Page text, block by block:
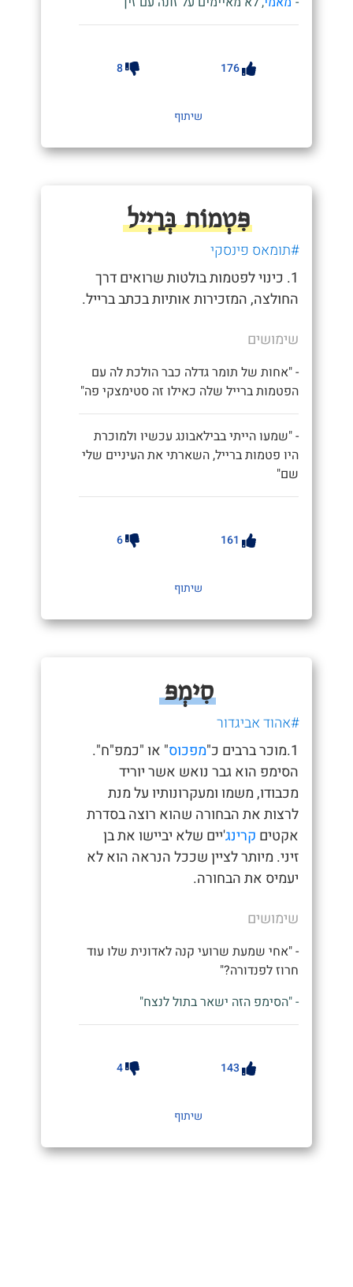
176
8
שיתוף
פִּטְמוֹת בְּרַיְיל
#תומאס פינסקי
1. כינוי לפטמות בולטות שרואים דרך
החולצה, המזכירות אותיות בכתב ברייל.
שימושים
- "אחות של תומר גדלה כבר הולכת לה עם
הפטמות ברייל שלה כאילו זה סטימצקי פה"
- "שמעו הייתי בבילאבונג עכשיו ולמוכרת
היו פטמות ברייל, השארתי את העיניים שלי
שם"
161
6
שיתוף
סִימְפּ
#אהוד אביגדור
1.מוכר ברבים כ"
מפכוס" או "כמפ"ח".
הסימפ הוא גבר נואש אשר יוריד
מכבודו, משמו ומעקרונותיו על מנת
לרצות את הבחורה שהוא רוצה בסדרת
אקטים קרינג'יים שלא יביישו את בן
זיני. מיותר לציין שככל הנראה הוא לא
יעמיס את הבחורה.
שימושים
- "אחי שמעת שרועי קנה לאדונית שלו עוד
חרוז לפנדורה?"
- "הסימפ הזה ישאר בתול לנצח"
143
4
שיתוף